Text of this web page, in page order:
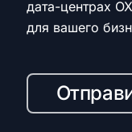
дата-центрах
для вашего